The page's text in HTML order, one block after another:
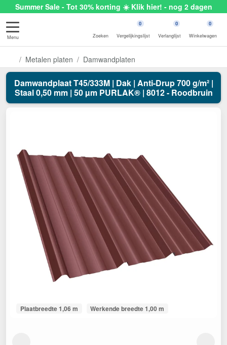
Summer Sale - Tot 30% korting ☀️ Klik hier! - nog 2 dagen
Menu Zoeken
0
Vergelijkingslijst
0
Verlanglijst
0
Winkelwagen
Metalen platen Damwandplaten
Damwandplaat T45/333M | Dak | Anti-Drup 700 g/m² |
Staal 0,50 mm | 50 µm PURLAK® | 8012 - Roodbruin
Plaatbreedte 1,06 m Werkende breedte 1,00 m